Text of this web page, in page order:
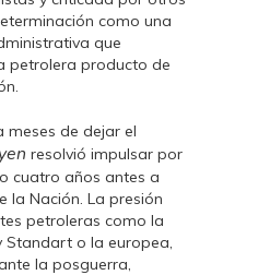
como una
que
petrolera producto de
meses de dejar el
resolvió impulsar por
cuatro años antes a
la Nación. La presión
petroleras como la
Standart o la europea,
la posguerra,